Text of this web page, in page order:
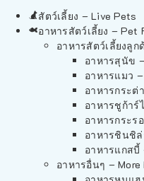
สัตว์เลี้ยง – Live Pets
อาหารสัตว์เลี้ยง – Pet
อาหารสัตว์เลี้ยงลูก
อาหารสุนัข
อาหารแมว
อาหารกระต่
อาหารชูก้าร์
อาหารกระร
อาหารชินชิ
อาหารแกสบี้
อาหารอื่นๆ – More